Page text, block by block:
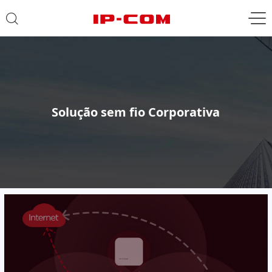
Solução sem fio Corporativa